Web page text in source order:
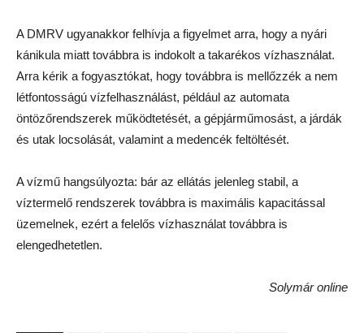
A DMRV ugyanakkor felhívja a figyelmet arra, hogy a nyári
kánikula miatt továbbra is indokolt a takarékos vízhasználat.
Arra kérik a fogyasztókat, hogy továbbra is mellőzzék a nem
létfontosságú vízfelhasználást, például az automata
öntözőrendszerek működtetését, a gépjárműmosást, a járdák
és utak locsolását, valamint a medencék feltöltését.
A vízmű hangsúlyozta: bár az ellátás jelenleg stabil, a
víztermelő rendszerek továbbra is maximális kapacitással
üzemelnek, ezért a felelős vízhasználat továbbra is
elengedhetetlen.
Solymár online